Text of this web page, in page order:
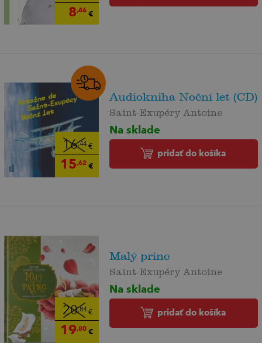
8,46€
16,44€
15,62€
Audiokniha Noční let (CD)
Saint-Exupéry Antoine
Na sklade
pridať do košíka
20,84€
19,80€
Malý princ
Saint-Exupéry Antoine
Na sklade
pridať do košíka